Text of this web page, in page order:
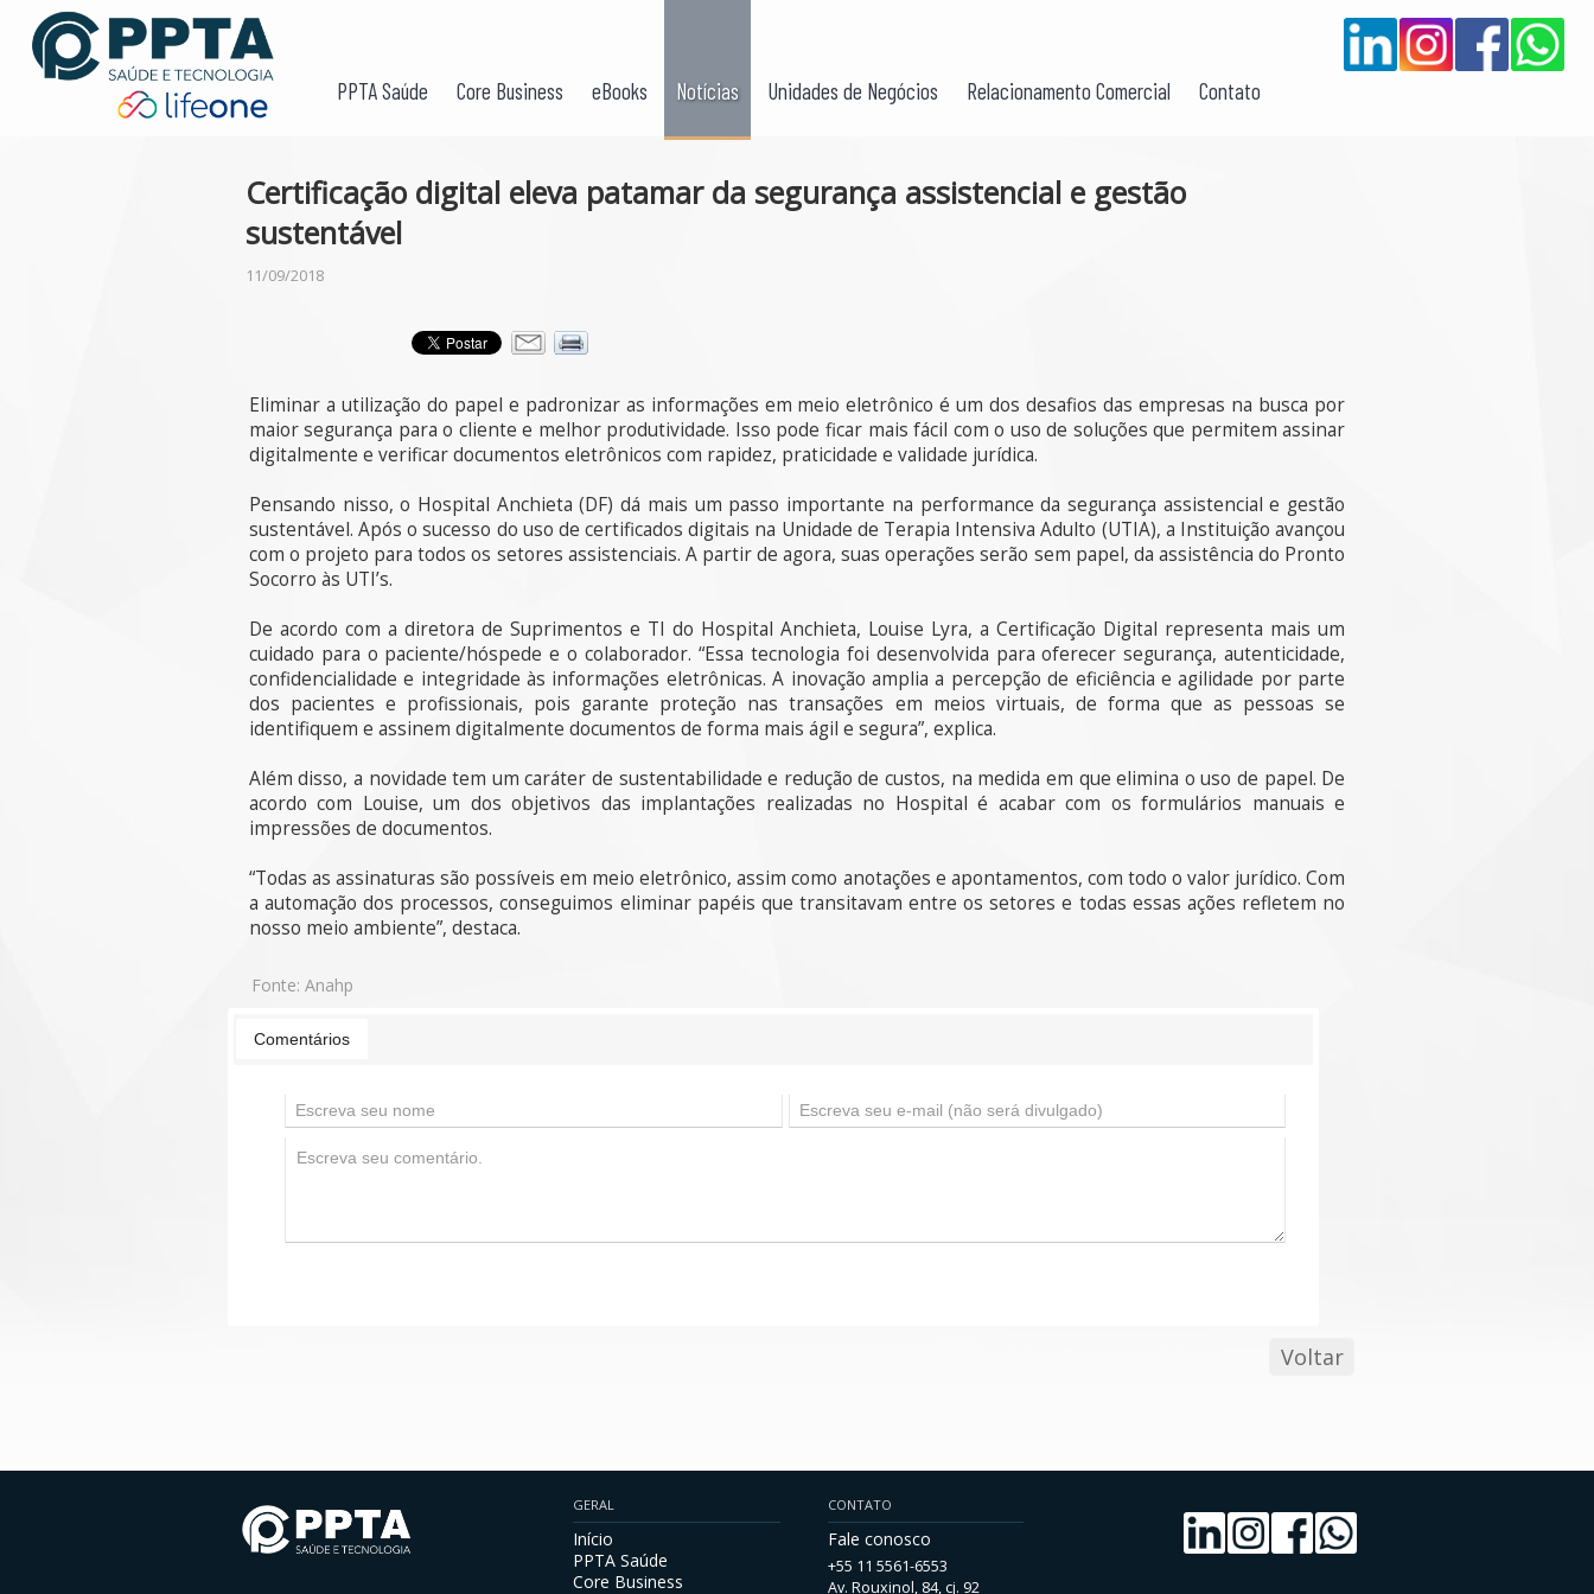
PPTA Saúde Core Business eBooks Notícias Unidades de Negócios Relacionamento Comercial Contato
Certificação digital eleva patamar da segurança assistencial e gestão
sustentável
11/09/2018
Eliminar a utilização do papel e padronizar as informações em meio eletrônico é um dos desafios das empresas na busca por
maior segurança para o cliente e melhor produtividade. Isso pode ficar mais fácil com o uso de soluções que permitem assinar
digitalmente e verificar documentos eletrônicos com rapidez, praticidade e validade jurídica.
Pensando nisso, o Hospital Anchieta (DF) dá mais um passo importante na performance da segurança assistencial e gestão
sustentável. Após o sucesso do uso de certificados digitais na Unidade de Terapia Intensiva Adulto (UTIA), a Instituição avançou
com o projeto para todos os setores assistenciais. A partir de agora, suas operações serão sem papel, da assistência do Pronto
Socorro às UTI’s.
De acordo com a diretora de Suprimentos e TI do Hospital Anchieta, Louise Lyra, a Certificação Digital representa mais um
cuidado para o paciente/hóspede e o colaborador. “Essa tecnologia foi desenvolvida para oferecer segurança, autenticidade,
confidencialidade e integridade às informações eletrônicas. A inovação amplia a percepção de eficiência e agilidade por parte
dos pacientes e profissionais, pois garante proteção nas transações em meios virtuais, de forma que as pessoas se
identifiquem e assinem digitalmente documentos de forma mais ágil e segura”, explica.
Além disso, a novidade tem um caráter de sustentabilidade e redução de custos, na medida em que elimina o uso de papel. De
acordo com Louise, um dos objetivos das implantações realizadas no Hospital é acabar com os formulários manuais e
impressões de documentos.
“Todas as assinaturas são possíveis em meio eletrônico, assim como anotações e apontamentos, com todo o valor jurídico. Com
a automação dos processos, conseguimos eliminar papéis que transitavam entre os setores e todas essas ações refletem no
nosso meio ambiente”, destaca.
Fonte: Anahp
Comentários
Voltar
GERAL
Início
PPTA Saúde
Core Business
CONTATO
Fale conosco
+55 11 5561-6553
Av. Rouxinol, 84, cj. 92